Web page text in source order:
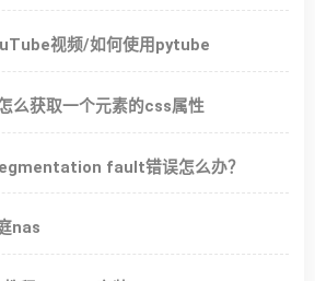
视频/如何使用pytube
么获取一个元素的css属性
fault错误怎么办？
nas